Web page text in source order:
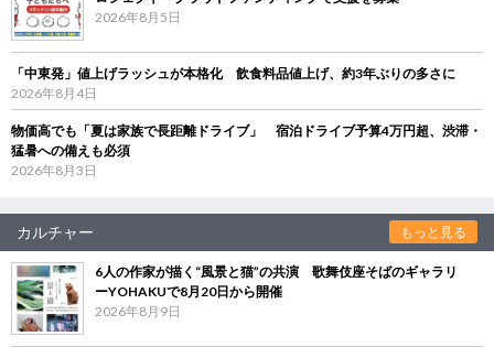
2026年8月5日
「中東発」値上げラッシュが本格化 飲食料品値上げ、約3年ぶりの多さに
2026年8月4日
物価高でも「夏は家族で長距離ドライブ」 宿泊ドライブ予算4万円超、渋滞・
猛暑への備えも必須
2026年8月3日
カルチャー もっと見る
6人の作家が描く“風景と猫”の共演 歌舞伎座そばのギャラリ
ーYOHAKUで8月20日から開催
2026年8月9日